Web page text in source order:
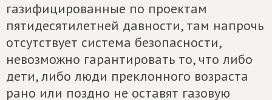
газифицированные по проектам
пятидесятилетней давности, там напрочь
отсутствует система безопасности,
невозможно гарантировать то, что либо
дети, либо люди преклонного возраста
рано или поздно не оставят газовую